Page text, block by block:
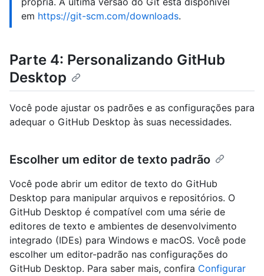
em https://git-scm.com/downloads.
Parte 4: Personalizando GitHub
Desktop
Você pode ajustar os padrões e as configurações para
adequar o GitHub Desktop às suas necessidades.
Escolher um editor de texto padrão
Você pode abrir um editor de texto do GitHub
Desktop para manipular arquivos e repositórios. O
GitHub Desktop é compatível com uma série de
editores de texto e ambientes de desenvolvimento
integrado (IDEs) para Windows e macOS. Você pode
escolher um editor-padrão nas configurações do
GitHub Desktop. Para saber mais, confira Configurar